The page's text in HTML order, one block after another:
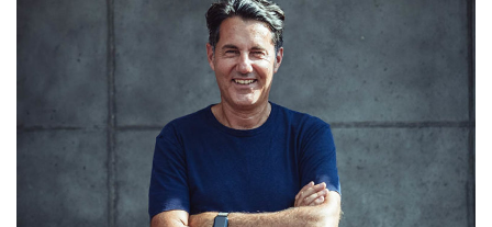
NORMATIVE
CASE HISTORY
OPINIONI